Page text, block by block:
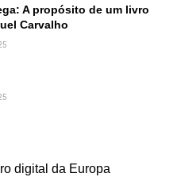
A propósito de um livro
Carvalho
digital da Europa